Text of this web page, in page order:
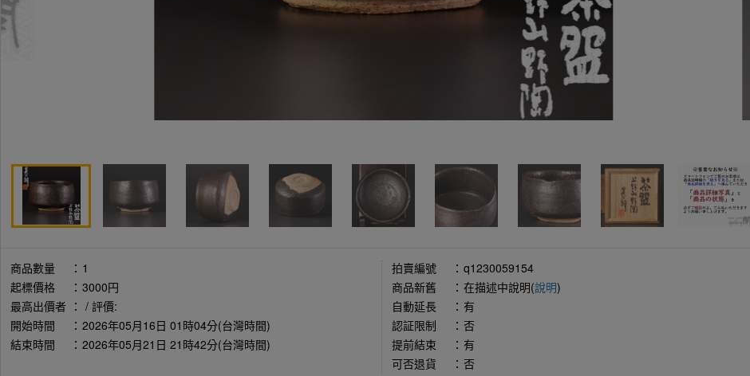
商品數量 ： 1
起標價格
： 3000円
最高出價者 ： / 評價:
開始時間
： 2026年05月16日 01時04分(台灣時間)
結束時間
： 2026年05月21日 21時42分(台灣時間)
拍賣編號 ： q1230059154
商品新舊
： 在描述中說明(說明)
自動延長
： 有
認証限制
： 否
提前結束
： 有
可否退貨
： 否